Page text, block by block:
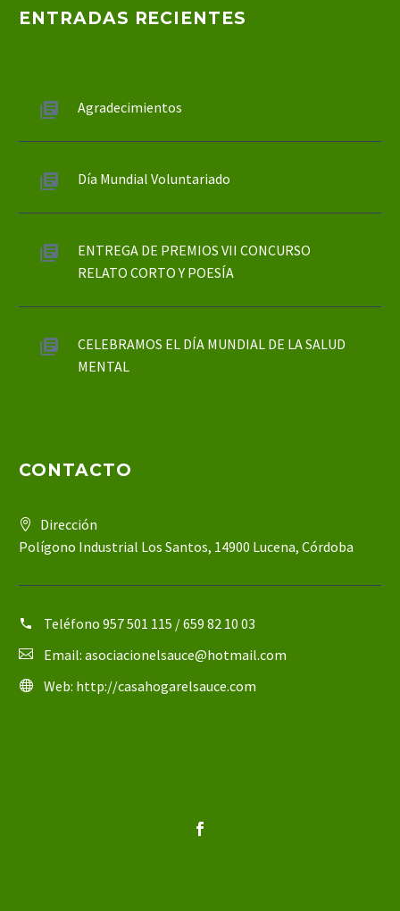
ENTRADAS RECIENTES
Agradecimientos
Día Mundial Voluntariado
ENTREGA DE PREMIOS VII CONCURSO
RELATO CORTO Y POESÍA
CELEBRAMOS EL DÍA MUNDIAL DE LA SALUD
MENTAL
CONTACTO
Dirección
Polígono Industrial Los Santos, 14900 Lucena, Córdoba
Teléfono 957 501 115 / 659 82 10 03
Email: asociacionelsauce@hotmail.com
Web: http://casahogarelsauce.com